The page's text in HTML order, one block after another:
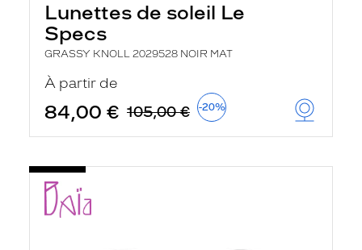
Lunettes de soleil Le
Specs
GRASSY KNOLL 2029528 NOIR MAT
À partir de
84,00 € 105,00 € -20%